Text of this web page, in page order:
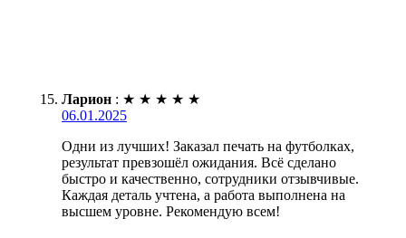
Ларион : ★ ★ ★ ★ ★
06.01.2025
Одни из лучших! Заказал печать на футболках,
результат превзошёл ожидания. Всё сделано
быстро и качественно, сотрудники отзывчивые.
Каждая деталь учтена, а работа выполнена на
высшем уровне. Рекомендую всем!